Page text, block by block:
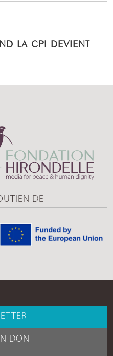
LA CPI DEVIENT
DE
DON